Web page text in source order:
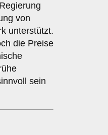
von
unterstützt.
die Preise
sein